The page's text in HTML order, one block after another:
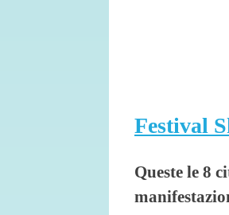
Festival
Queste le 8